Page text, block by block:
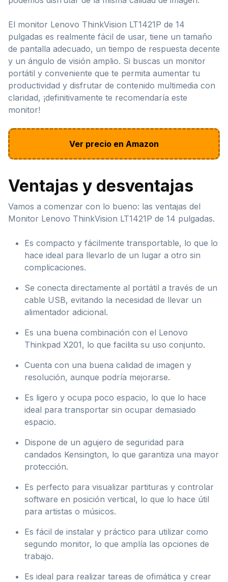
El monitor Lenovo ThinkVision LT1421P de 14
pulgadas es realmente fácil de usar, tiene un tamaño
de pantalla adecuado, un tiempo de respuesta decente
y un ángulo de visión amplio. Si buscas un monitor
portátil y conveniente que te permita aumentar tu
productividad y disfrutar de contenido multimedia con
claridad, ¡definitivamente te recomendaría este
monitor!
Ver precio en Amazon
Ventajas y desventajas
Vamos a comenzar con lo bueno: las ventajas del
Monitor Lenovo ThinkVision LT1421P de 14 pulgadas.
Es compacto y fácilmente transportable, lo que lo
hace ideal para llevarlo de un lugar a otro sin
complicaciones.
Se conecta directamente al portátil a través de un
cable USB, evitando la necesidad de llevar un
alimentador adicional.
Es una buena combinación con el Lenovo
Thinkpad X201, lo que facilita su uso conjunto.
Cuenta con una buena calidad de imagen y
resolución, aunque podría mejorarse.
Es ligero y ocupa poco espacio, lo que lo hace
ideal para transportar sin ocupar demasiado
espacio.
Dispone de un agujero de seguridad para
candados Kensington, lo que garantiza una mayor
protección.
Es perfecto para visualizar partituras y controlar
software en posición vertical, lo que lo hace útil
para artistas o músicos.
Es fácil de instalar y práctico para utilizar como
segundo monitor, lo que amplía las opciones de
trabajo.
Es ideal para realizar tareas de ofimática y crear